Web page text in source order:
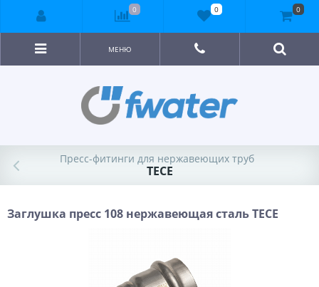
МЕНЮ
Пресс-фитинги для нержавеющих труб
TECE
Заглушка пресс 108 нержавеющая сталь TECE
0 0 0